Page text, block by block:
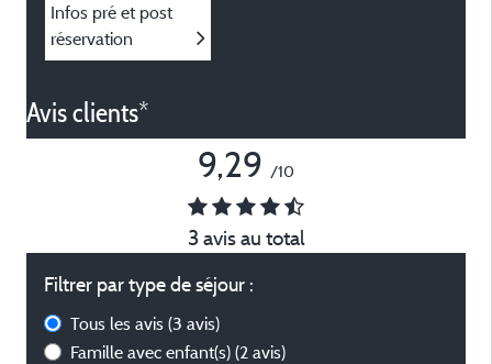
Infos pré et post
réservation
Avis clients*
9,29 /10
3 avis au total
Filtrer par type de séjour :
Tous les avis (3 avis)
Famille avec enfant(s) (2 avis)